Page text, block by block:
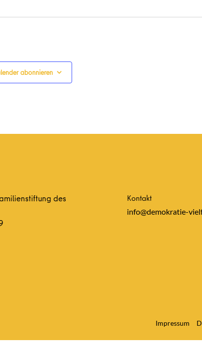
abonnieren
des
Kontakt
info@demokratie-
Impressum